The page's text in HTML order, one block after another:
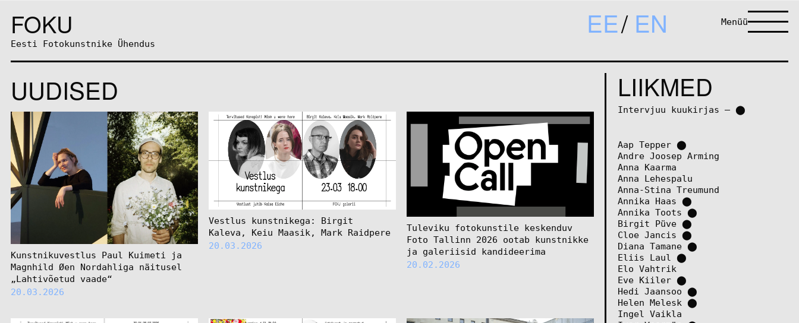
FOKU
Eesti Fotokunstnike Ühendus
EE EN Menüü
UUDISED
Kunstnikuvestlus Paul Kuimeti ja
Magnhild Øen Nordahliga näitusel
„Lahtivõetud vaade“
20.03.2026
Vestlus kunstnikega: Birgit
Kaleva, Keiu Maasik, Mark Raidpere
20.03.2026
Tuleviku fotokunstile keskenduv
Foto Tallinn 2026 ootab kunstnikke
ja galeriisid kandideerima
20.02.2026
LIIKMED
Intervjuu kuukirjas – ⬤
Aap Tepper ⬤
Andre Joosep Arming
Anna Kaarma
Anna Lehespalu
Anna-Stina Treumund
Annika Haas ⬤
Annika Toots ⬤
Birgit Püve ⬤
Cloe Jancis ⬤
Diana Tamane ⬤
Eliis Laul
⬤
Elo Vahtrik
Eve Kiiler ⬤
Hedi Jaansoo ⬤
Helen Melesk ⬤
Ingel Vaikla